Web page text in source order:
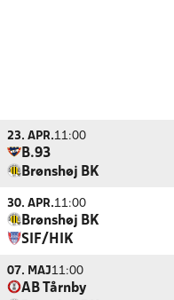
23. APR.11:00
B.93
Brønshøj BK
30. APR.11:00
Brønshøj BK
SIF/HIK
07. MAJ11:00
AB Tårnby